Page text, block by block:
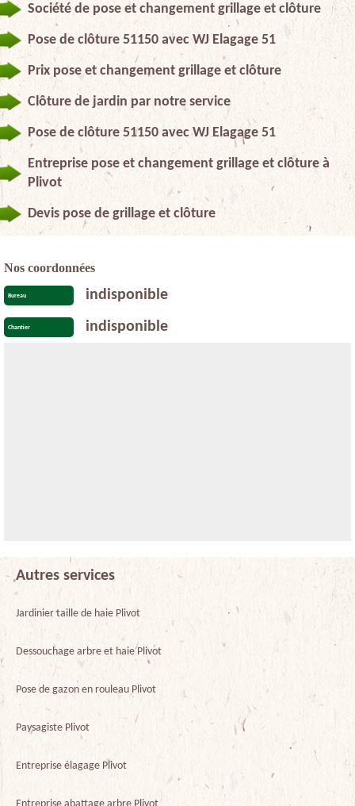
Société de pose et changement grillage et clôture
Pose de clôture 51150 avec WJ Elagage 51
Prix pose et changement grillage et clôture
Clôture de jardin par notre service
Pose de clôture 51150 avec WJ Elagage 51
Entreprise pose et changement grillage et clôture à
Plivot
Devis pose de grillage et clôture
Nos coordonnées
Bureau indisponible
Chantier indisponible
Autres services
Jardinier taille de haie Plivot
Dessouchage arbre et haie Plivot
Pose de gazon en rouleau Plivot
Paysagiste Plivot
Entreprise élagage Plivot